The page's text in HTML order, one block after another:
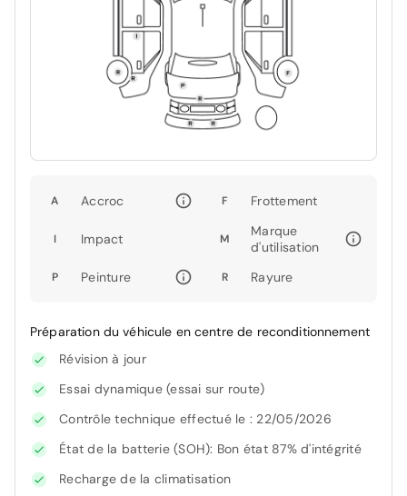
A Accroc F Frottement
I Impact M
Marque
d'utilisation
P Peinture R Rayure
Préparation du véhicule en centre de reconditionnement
Révision à jour
Essai dynamique (essai sur route)
Contrôle technique effectué le : 22/05/2026
État de la batterie (SOH): Bon état 87% d'intégrité
Recharge de la climatisation